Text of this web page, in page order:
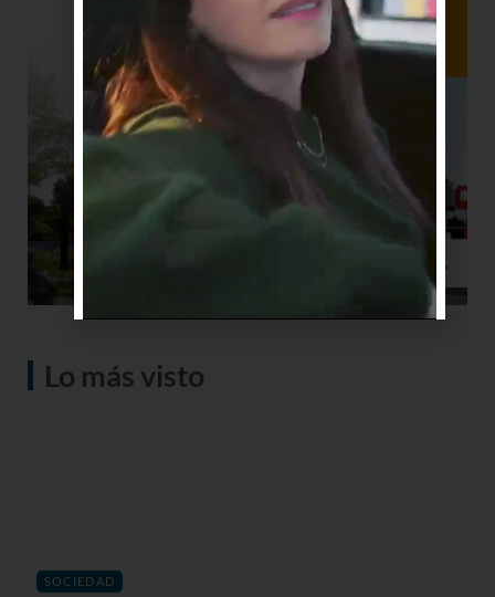
Lo más visto
SOCIEDAD